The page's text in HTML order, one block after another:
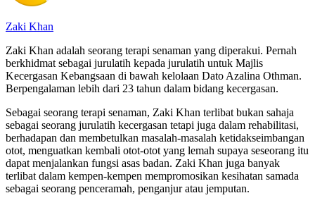
Zaki Khan
Zaki Khan adalah seorang terapi senaman yang diperakui. Pernah
berkhidmat sebagai jurulatih kepada jurulatih untuk Majlis
Kecergasan Kebangsaan di bawah kelolaan Dato Azalina Othman.
Berpengalaman lebih dari 23 tahun dalam bidang kecergasan.
Sebagai seorang terapi senaman, Zaki Khan terlibat bukan sahaja
sebagai seorang jurulatih kecergasan tetapi juga dalam rehabilitasi,
berhadapan dan membetulkan masalah-masalah ketidakseimbangan
otot, menguatkan kembali otot-otot yang lemah supaya seseorang itu
dapat menjalankan fungsi asas badan. Zaki Khan juga banyak
terlibat dalam kempen-kempen mempromosikan kesihatan samada
sebagai seorang penceramah, penganjur atau jemputan.